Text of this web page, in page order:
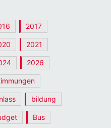
2017
2021
2026
bildung
Bus